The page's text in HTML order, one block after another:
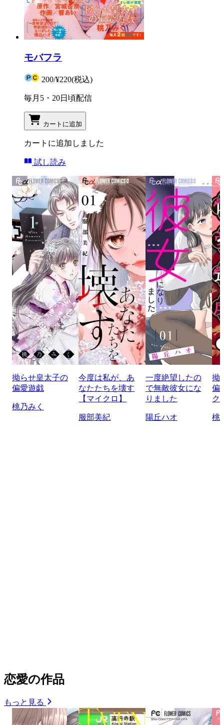
モバフラ
200/¥220(税込)
毎月5・20日頃配信
カートに追加
カートに追加しました
試し読み
拗らせ皇太子の
偏愛遊戯
桃乃みく
今度は私が、あ
なたたちを壊す
【マイクロ】
服部美紀
一度絶望したの
で無敵彼女にな
りました
陽丘ハオ
拗
偏
ク
桃
恋愛の作品
もっと見る